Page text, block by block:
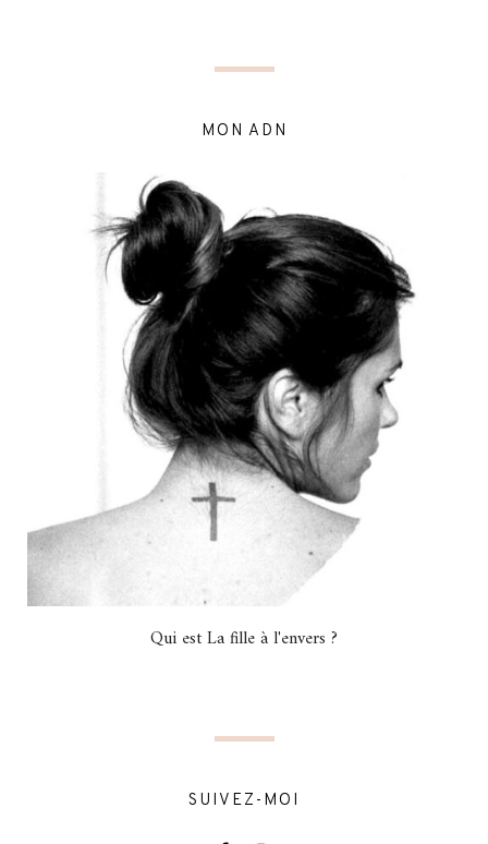
MON ADN
Qui est La fille à l'envers ?
SUIVEZ-MOI